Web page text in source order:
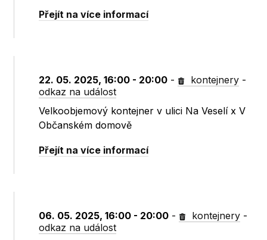
Přejít na více informací
22. 05. 2025, 16:00 - 20:00 - kontejnery -
odkaz na událost
Velkoobjemový kontejner v ulici Na Veselí x V
Občanském domově
Přejít na více informací
06. 05. 2025, 16:00 - 20:00 - kontejnery -
odkaz na událost